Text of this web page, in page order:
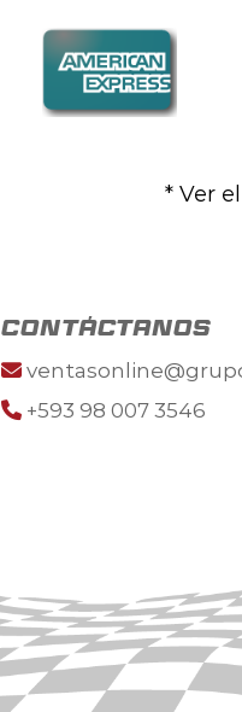
* Ver
contáctanos
+593 98 007 3546